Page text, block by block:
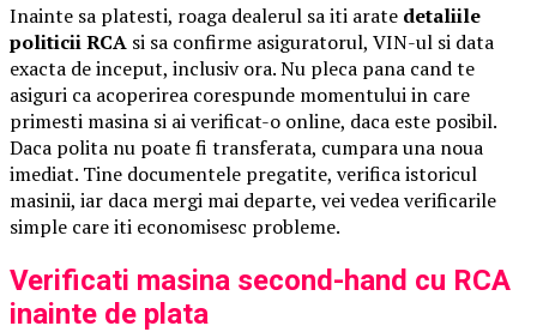
Inainte sa platesti, roaga dealerul sa iti arate detaliile
politicii RCA si sa confirme asiguratorul, VIN-ul si data
exacta de inceput, inclusiv ora. Nu pleca pana cand te
asiguri ca acoperirea corespunde momentului in care
primesti masina si ai verificat-o online, daca este posibil.
Daca polita nu poate fi transferata, cumpara una noua
imediat. Tine documentele pregatite, verifica istoricul
masinii, iar daca mergi mai departe, vei vedea verificarile
simple care iti economisesc probleme.
Verificati masina second-hand cu RCA
inainte de plata